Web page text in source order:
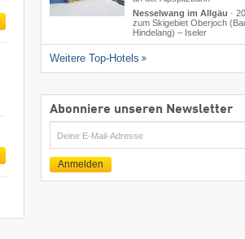
Nesselwang im Allgäu ·
zum Skigebiet Oberjoch
Hindelang) – Iseler
Weitere Top-Hotels
Abonniere unseren Newsletter
E-
Mail
Anmelden